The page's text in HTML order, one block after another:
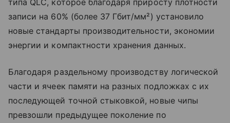
записи на 60% (более 37 Гбит/мм²) установило
новые стандарты производительности, экономии
энергии и компактности хранения данных.
Благодаря раздельному производству логической
части и ячеек памяти на разных подложках с их
последующей точной стыковкой, новые чипы
превзошли предыдущее поколение по